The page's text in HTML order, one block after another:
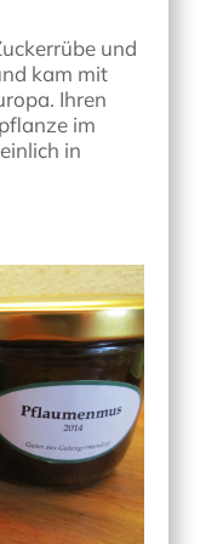
und
kam mit
Ihren
im
in